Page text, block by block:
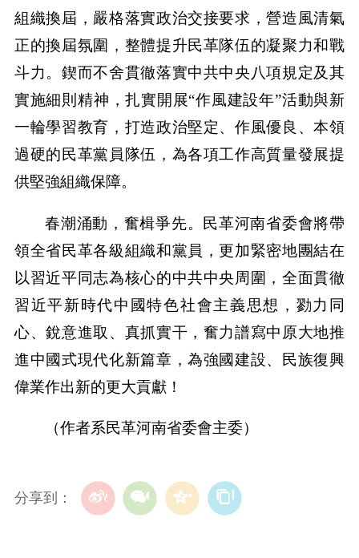
組織換屆，嚴格落實政治交接要求，營造風清氣
正的換屆氛圍，整體提升民革隊伍的凝聚力和戰
斗力。鍥而不舍貫徹落實中共中央八項規定及其
實施細則精神，扎實開展“作風建設年”活動與新
一輪學習教育，打造政治堅定、作風優良、本領
過硬的民革黨員隊伍，為各項工作高質量發展提
供堅強組織保障。
春潮涌動，奮楫爭先。民革河南省委會將帶
領全省民革各級組織和黨員，更加緊密地團結在
以習近平同志為核心的中共中央周圍，全面貫徹
習近平新時代中國特色社會主義思想，勠力同
心、銳意進取、真抓實干，奮力譜寫中原大地推
進中國式現代化新篇章，為強國建設、民族復興
偉業作出新的更大貢獻！
（作者系民革河南省委會主委）
分享到：